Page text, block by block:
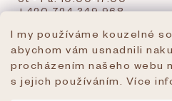
I my používáme kouzelné
abychom vám usnadnili
procházením našeho webu
s jejich používáním. Více
+420 724 349 968
objednavky@creammy.cz
tel:+420 724 349 968